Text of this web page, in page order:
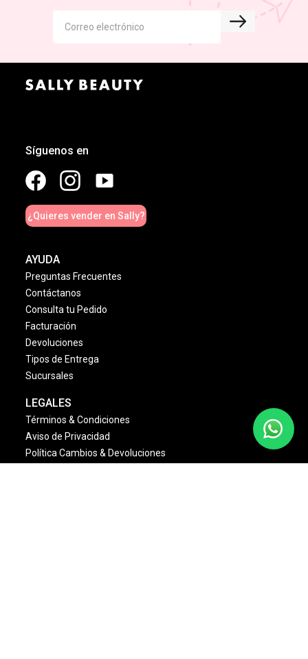
Síguenos en
¿Quieres vender en Sally?
AYUDA
Preguntas Frecuentes
Contáctanos
Consulta tu Pedido
Facturación
Devoluciones
Tipos de Entrega
Sucursales
LEGALES
Términos & Condiciones
Aviso de Privacidad
Política Cambios & Devoluciones